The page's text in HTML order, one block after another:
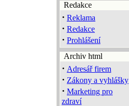
Redakce
· Reklama
· Redakce
· Prohlášení
Archiv html
· Adresář firem
· Zákony a vyhlášky
· Marketing pro
zdraví